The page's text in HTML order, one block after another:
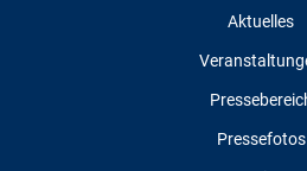
Aktuelles
Pressefotos